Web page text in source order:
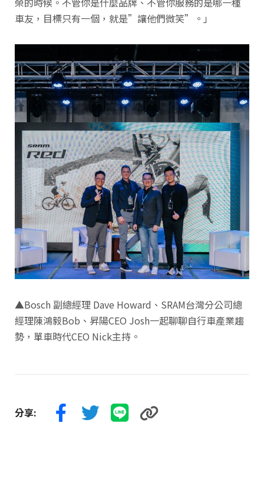
車友，目標只有一個，就是”讓他們微笑”。」
▲Bosch 副總經理 Dave Howard、SRAM台灣分公司總
經理陳鴻毅Bob、昇陽CEO Josh一起聊聊自行車產業趨
勢，單車時代CEO Nick主持。
分享: